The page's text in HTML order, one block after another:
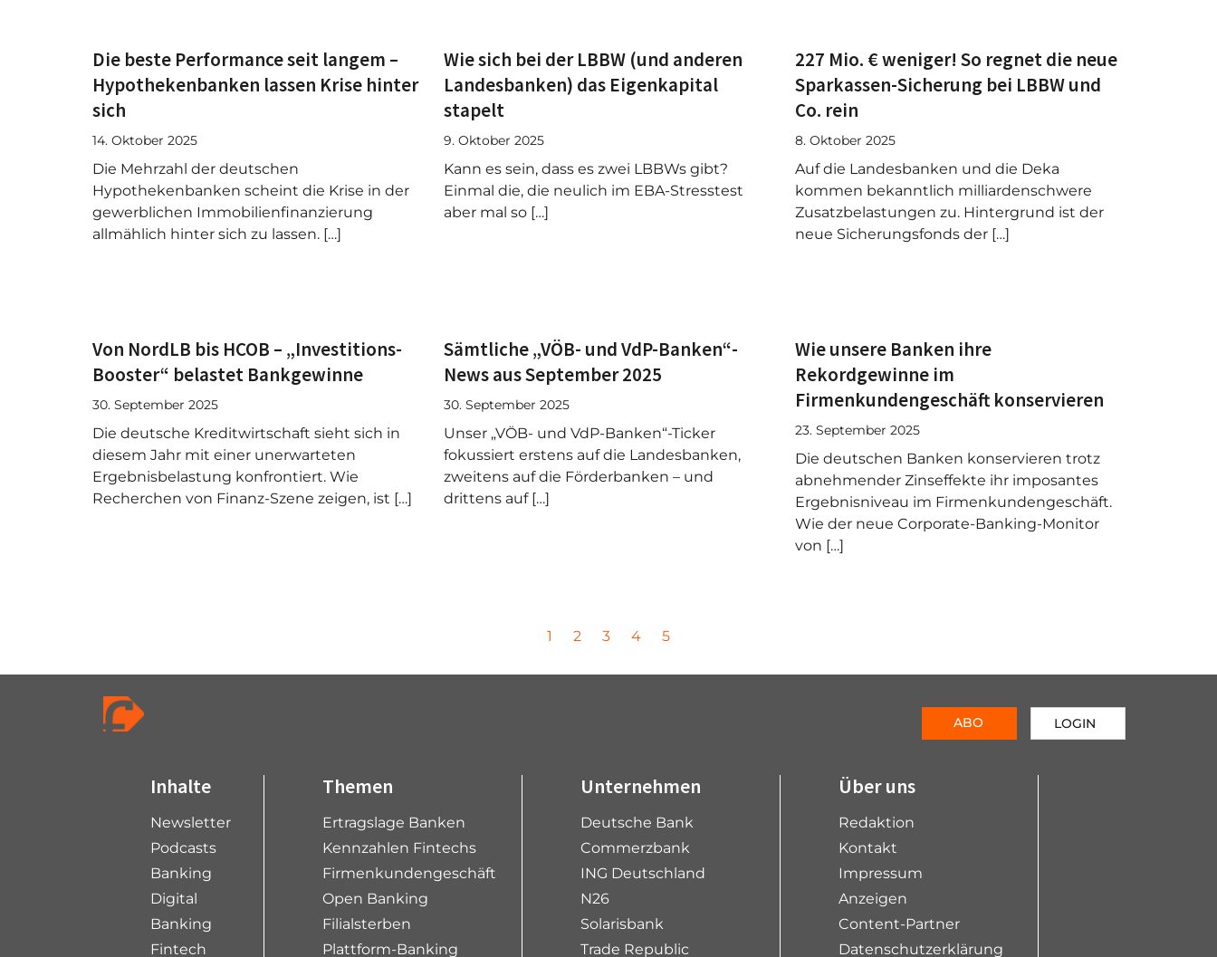
Die beste Performance seit langem –
Hypothekenbanken lassen Krise hinter
sich
14. Oktober 2025
Die Mehrzahl der deutschen
Hypothekenbanken scheint die Krise in der
gewerblichen Immobilienfinanzierung
allmählich hinter sich zu lassen. […]
Wie sich bei der LBBW (und anderen
Landesbanken) das Eigenkapital
stapelt
9. Oktober 2025
Kann es sein, dass es zwei LBBWs gibt?
Einmal die, die neulich im EBA-Stresstest
aber mal so […]
227 Mio. € weniger! So regnet die neue
Sparkassen-Sicherung bei LBBW und
Co. rein
8. Oktober 2025
Auf die Landesbanken und die Deka
kommen bekanntlich milliardenschwere
Zusatzbelastungen zu. Hintergrund ist der
neue Sicherungsfonds der […]
Von NordLB bis HCOB – „Investitions-
Booster“ belastet Bankgewinne
30. September 2025
Die deutsche Kreditwirtschaft sieht sich in
diesem Jahr mit einer unerwarteten
Ergebnisbelastung konfrontiert. Wie
Recherchen von Finanz-Szene zeigen, ist […]
Sämtliche „VÖB- und VdP-Banken“-
News aus September 2025
30. September 2025
Unser „VÖB- und VdP-Banken“-Ticker
fokussiert erstens auf die Landesbanken,
zweitens auf die Förderbanken – und
drittens auf […]
Wie unsere Banken ihre
Rekordgewinne im
Firmenkundengeschäft konservieren
23. September 2025
Die deutschen Banken konservieren trotz
abnehmender Zinseffekte ihr imposantes
Ergebnisniveau im Firmenkundengeschäft.
Wie der neue Corporate-Banking-Monitor
von […]
g
P
g
1
P
g
2
P
g
3
P
g
4
P
g
5
Inhalte
Newsletter
Podcasts
Banking
Digital
Banking
Fintech
Themen
Ertragslage Banken
Kennzahlen Fintechs
Firmenkundengeschäft
Open Banking
Filialsterben
Plattform-Banking
Unternehmen
Deutsche Bank
Commerzbank
ING Deutschland
N26
Solarisbank
Trade Republic
Über uns
Redaktion
Kontakt
Impressum
Anzeigen
Content-Partner
Datenschutzerklärung
ABO LOGIN